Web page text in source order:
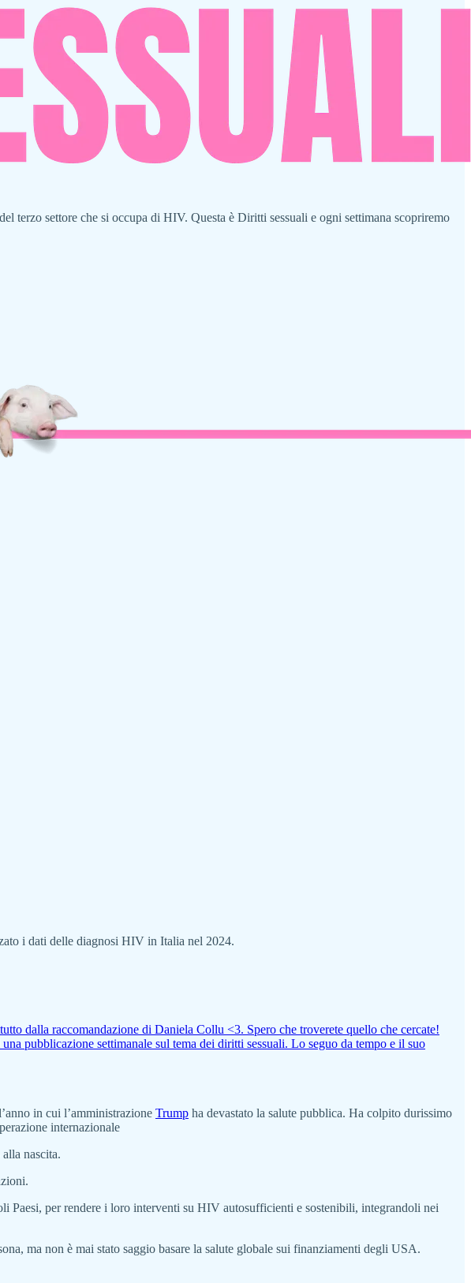
terzo settore che si occupa di HIV. Questa è Diritti sessuali e ogni settimana scopriremo
i dati delle diagnosi HIV in Italia nel 2024.
dalla raccomandazione di Daniela Collu <3. Spero che troverete quello che cercate!
pubblicazione settimanale sul tema dei diritti sessuali. Lo seguo da tempo e il suo
in cui l’amministrazione Trump ha devastato la salute pubblica. Ha colpito durissimo
internazionale
nascita.
Paesi, per rendere i loro interventi su HIV autosufficienti e sostenibili, integrandoli nei
ma non è mai stato saggio basare la salute globale sui finanziamenti degli USA.